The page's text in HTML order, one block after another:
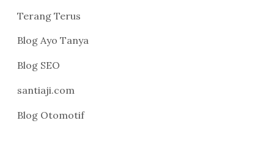
Terang Terus
Blog Ayo Tanya
Blog SEO
santiaji.com
Blog Otomotif